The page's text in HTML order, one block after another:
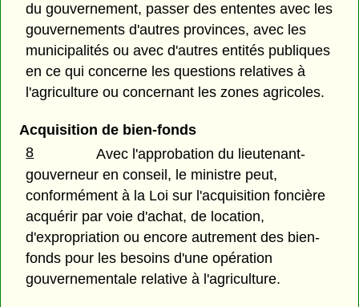
du gouvernement, passer des ententes avec les
gouvernements d'autres provinces, avec les
municipalités ou avec d'autres entités publiques
en ce qui concerne les questions relatives à
l'agriculture ou concernant les zones agricoles.
Acquisition de bien-fonds
8
Avec l'approbation du lieutenant-
gouverneur en conseil, le ministre peut,
conformément à la Loi sur l'acquisition foncière
acquérir par voie d'achat, de location,
d'expropriation ou encore autrement des bien-
fonds pour les besoins d'une opération
gouvernementale relative à l'agriculture.